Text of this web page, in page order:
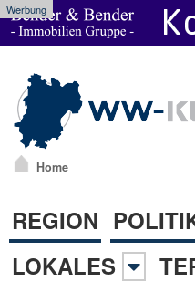
Werbung
Home
REGION
LOKALES